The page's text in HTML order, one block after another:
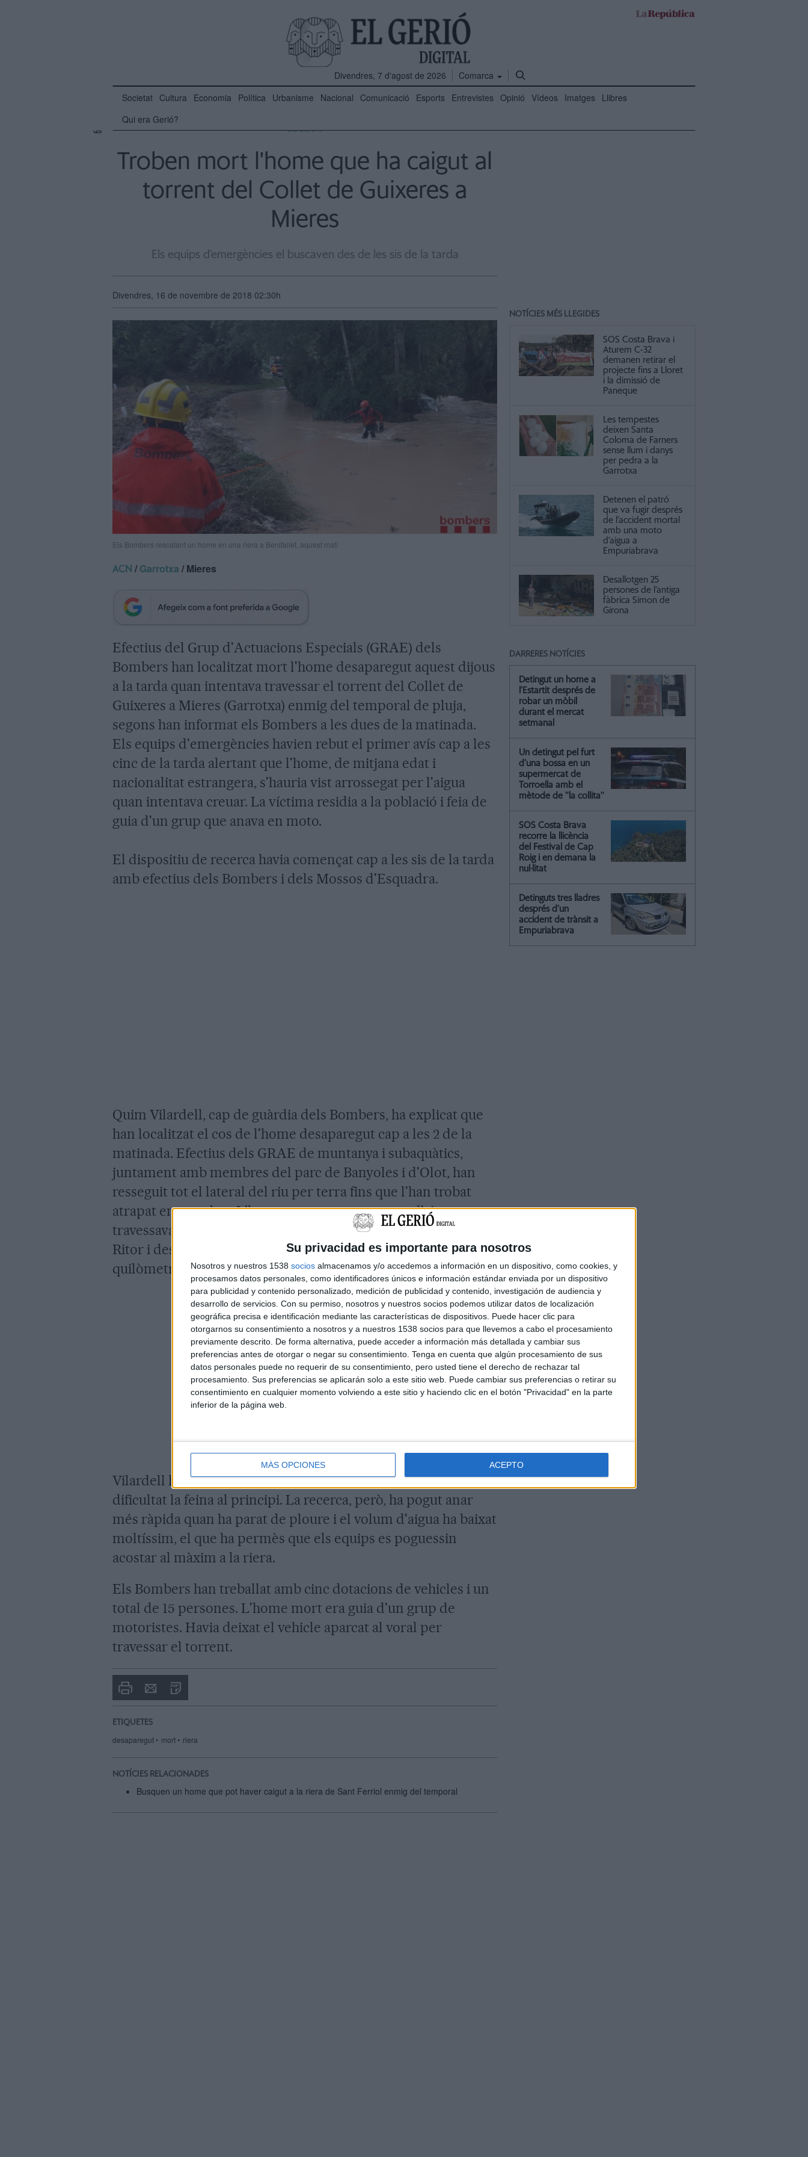
Su privacidad es importante para nosotros
Nosotros y nuestros 1538 socios almacenamos y/o accedemos a información en un dispositivo, como cookies, y
procesamos datos personales, como identificadores únicos e información estándar enviada por un dispositivo
para publicidad y contenido personalizado, medición de publicidad y contenido, investigación de audiencia y
desarrollo de servicios. Con su permiso, nosotros y nuestros socios podemos utilizar datos de localización
geográfica precisa e identificación mediante las características de dispositivos. Puede hacer clic para
otorgarnos su consentimiento a nosotros y a nuestros 1538 socios para que llevemos a cabo el procesamiento
previamente descrito. De forma alternativa, puede acceder a información más detallada y cambiar sus
preferencias antes de otorgar o negar su consentimiento. Tenga en cuenta que algún procesamiento de sus
datos personales puede no requerir de su consentimiento, pero usted tiene el derecho de rechazar tal
procesamiento. Sus preferencias se aplicarán solo a este sitio web. Puede cambiar sus preferencias o retirar su
consentimiento en cualquier momento volviendo a este sitio y haciendo clic en el botón "Privacidad" en la parte
inferior de la página web.
MÁS OPCIONES ACEPTO
Divendres, 7 d'agost de 2026
Comarca
Societat Cultura Economia Política Urbanisme Nacional Comunicació Esports Entrevistes Opinió Vídeos Imatges Llibres
Qui era Gerió?
SOCIETAT
Troben mort l'home que ha caigut al
torrent del Collet de Guixeres a
Mieres
Els equips d'emergències el buscaven des de les sis de la tarda
Divendres, 16 de novembre de 2018 02:30h
Els Bombers rescatant un home en una riera a Benifallet, aquest matí
ACN /Garrotxa / Mieres
Efectius del Grup d'Actuacions Especials (GRAE) dels
Bombers han localitzat mort l'home desaparegut aquest dijous
a la tarda quan intentava travessar el torrent del Collet de
Guixeres a Mieres (Garrotxa) enmig del temporal de pluja,
segons han informat els Bombers a les dues de la matinada.
Els equips d'emergències havien rebut el primer avís cap a les
cinc de la tarda alertant que l'home, de mitjana edat i
nacionalitat estrangera, s'hauria vist arrossegat per l'aigua
quan intentava creuar. La víctima residia a la població i feia de
guia d'un grup que anava en moto.
El dispositiu de recerca havia començat cap a les sis de la tarda
amb efectius dels Bombers i dels Mossos d'Esquadra.
Quim Vilardell, cap de guàrdia dels Bombers, ha explicat que
han localitzat el cos de l'home desaparegut cap a les 2 de la
matinada. Efectius dels GRAE de muntanya i subaquàtics,
juntament amb membres del parc de Banyoles i d'Olot, han
resseguit tot el lateral del riu per terra fins que l'han trobat
atrapat en un arbre. L'home va ser arrossegat per l'aigua quan
travessava el torrent del Collet de Guixeres, va passar al riu
Ritor i després al Ser, on s'ha localitzat. En total ha fet uns dos
quilòmetres.
Vilardell ha explicat que la pluja, el cabal del riu i la foscor han
dificultat la feina al principi. La recerca, però, ha pogut anar
més ràpida quan ha parat de ploure i el volum d'aigua ha baixat
moltíssim, el que ha permès que els equips es poguessin
acostar al màxim a la riera.
Els Bombers han treballat amb cinc dotacions de vehicles i un
total de 15 persones. L'home mort era guia d'un grup de
motoristes. Havia deixat el vehicle aparcat al voral per
travessar el torrent.
Envia
un
ETIQUETES
desaparegut mort riera
NOTÍCIES RELACIONADES
Busquen un home que pot haver caigut a la riera de Sant Ferriol enmig del temporal
NOTÍCIES MÉS LLEGIDES
SOS Costa Brava i
Aturem C-32
demanen retirar el
projecte fins a Lloret
i la dimissió de
Paneque
Les tempestes
deixen Santa
Coloma de Farners
sense llum i danys
per pedra a la
Garrotxa
Detenen el patró
que va fugir després
de l’accident mortal
amb una moto
d’aigua a
Empuriabrava
Desallotgen 25
persones de l’antiga
fàbrica Simon de
Girona
DARRERES NOTÍCIES
Detingut un home a
l’Estartit després de
robar un mòbil
durant el mercat
setmanal
Un detingut pel furt
d’una bossa en un
supermercat de
Torroella amb el
mètode de ''la collita''
SOS Costa Brava
recorre la llicència
del Festival de Cap
Roig i en demana la
nul·litat
Detinguts tres lladres
després d’un
accident de trànsit a
Empuriabrava